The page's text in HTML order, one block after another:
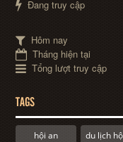
Đang truy cập
Hôm nay
Tháng hiện tại
Tổng lượt truy cập
TAGS
hội an du lịch